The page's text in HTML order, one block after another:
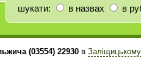
шукати: в назвах в
(03554) 22930 в